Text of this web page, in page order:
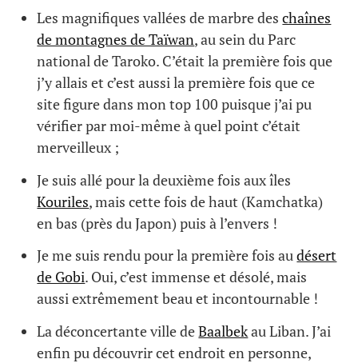
Les magnifiques vallées de marbre deschaînes
de montagnes de Taïwan, au sein du Parc
national de Taroko. C’était la première fois que
j’y allais et c’est aussi la première fois que ce
site figure dans mon top 100 puisque j’ai pu
vérifier par moi-même à quel point c’était
merveilleux ;
Je suis allé pour la deuxième fois aux îles
Kouriles, mais cette fois de haut (Kamchatka)
en bas (près du Japon) puis à l’envers !
Je me suis rendu pour la première fois audésert
de Gobi. Oui, c’est immense et désolé, mais
aussi extrêmement beau et incontournable !
La déconcertante ville deBaalbekau Liban. J’ai
enfin pu découvrir cet endroit en personne,